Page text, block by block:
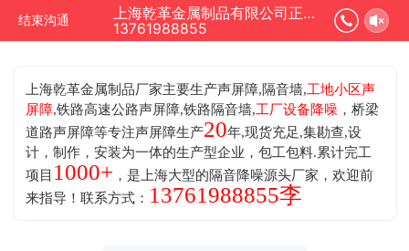
结束沟通
上海乾革金属制品有限公司正在为您服务
13761988855
上海乾革金属制品厂家主要生产声屏障,隔音墙,工地小区声
屏障,铁路高速公路声屏障,铁路隔音墙,工厂设备降噪 ，桥梁
道路声屏障等专注声屏障生产20年,现货充足,集勘查,设
计，制作，安装为一体的生产型企业，包工包料.累计完工
项目 1000+ ，是上海大型的隔音降噪源头厂家，欢迎前
来指导！联系方式： 13761988855李